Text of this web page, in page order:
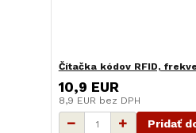
Čítačka kódov RFID,
10,9 EUR
8,9 EUR bez DPH
Pridať